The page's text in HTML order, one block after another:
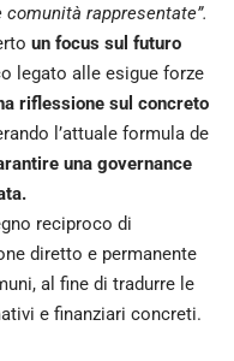
rappresentate”.
un focus sul futuro
legato alle esigue forze
riflessione sul concreto
l’attuale formula de
una governance
reciproco di
diretto e permanente
al fine di tradurre le
e finanziari concreti.